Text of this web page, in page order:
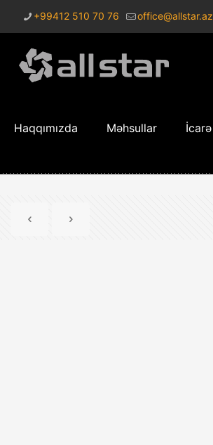
+99412 510 70 76 office@allstar.az
Haqqımızda Məhsullar İcarə